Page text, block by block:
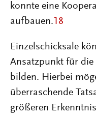
konnte eine
aufbauen.18
Einzelschicksale
Ansatzpunkt für
bilden. Hierbei
überraschende
größeren